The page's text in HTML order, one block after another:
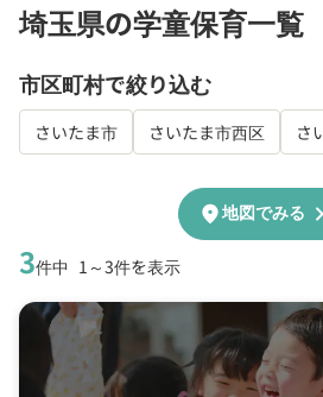
埼玉県の学童保育一覧
市区町村で絞り込む
さいたま市 さいたま市西区 さ
3件中 1～3件を表示
location_on地図でみる chevron_right